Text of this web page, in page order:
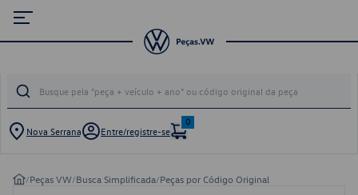
Nova Serrana Entre/registre-se
0
/Peças VW/Busca Simplificada/Peças por Código Original